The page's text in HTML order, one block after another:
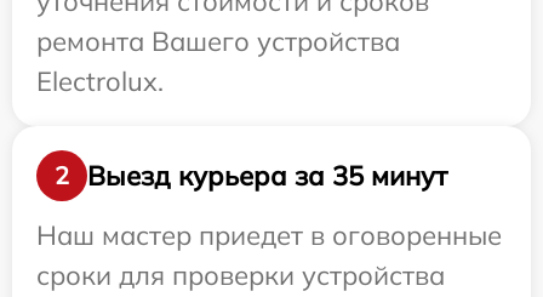
ремонта Вашего устройства
Electrolux.
2
Выезд курьера за 35 минут
Наш мастер приедет в оговоренные
сроки для проверки устройства